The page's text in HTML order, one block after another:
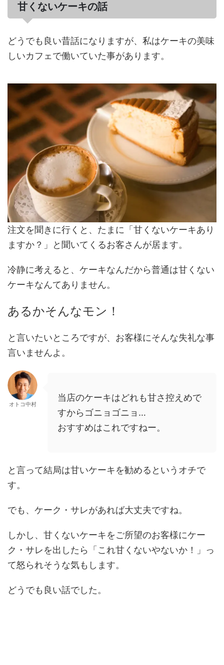
甘くないケーキの話
どうでも良い昔話になりますが、私はケーキの美味
しいカフェで働いていた事があります。
注文を聞きに行くと、たまに「甘くないケーキあり
ますか？」と聞いてくるお客さんが居ます。
冷静に考えると、ケーキなんだから普通は甘くない
ケーキなんてありません。
あるかそんなモン！
と言いたいところですが、お客様にそんな失礼な事
言いませんよ。
オトコ中村
当店のケーキはどれも甘さ控えめで
すからゴニョゴニョ…
おすすめはこれですねー。
と言って結局は甘いケーキを勧めるというオチで
す。
でも、ケーク・サレがあれば大丈夫ですね。
しかし、甘くないケーキをご所望のお客様にケー
ク・サレを出したら「これ甘くないやないか！」っ
て怒られそうな気もします。
どうでも良い話でした。